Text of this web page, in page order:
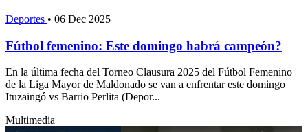
Deportes • 06 Dec 2025
Fútbol femenino: Este domingo habrá campeón?
En la última fecha del Torneo Clausura 2025 del Fútbol Femenino
de la Liga Mayor de Maldonado se van a enfrentar este domingo
Ituzaingó vs Barrio Perlita (Depor...
Multimedia